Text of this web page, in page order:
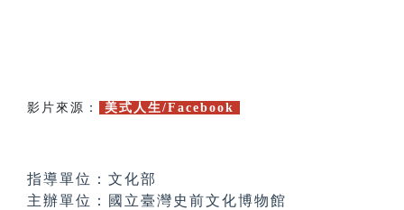
影片來源： 美式人生/Facebook
指導單位：文化部
主辦單位：國立臺灣史前文化博物館